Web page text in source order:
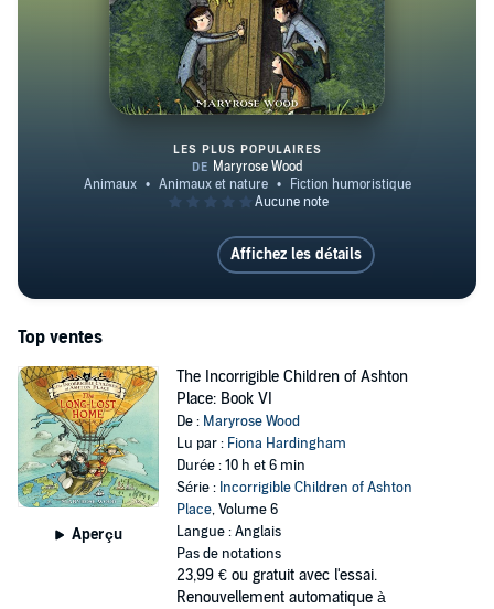
The Incorrigible Children of
LES PLUS POPULAIRES
Affichez les détails
Top ventes
Aperçu
The Incorrigible Children of Ashton
Place: Book VI
De : Maryrose Wood
Lu par : Fiona Hardingham
Durée : 10 h et 6 min
Série : Incorrigible Children of Ashton
Place, Volume 6
Langue : Anglais
Pas de notations
23,99 € ou gratuit avec l'essai.
Renouvellement automatique à